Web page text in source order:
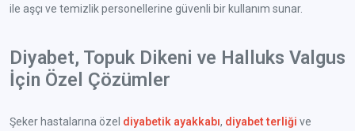
ile aşçı ve temizlik personellerine güvenli bir kullanım sunar.
Diyabet, Topuk Dikeni ve Halluks Valgus
İçin Özel Çözümler
Şeker hastalarına özel diyabetik ayakkabı, diyabet terliği ve